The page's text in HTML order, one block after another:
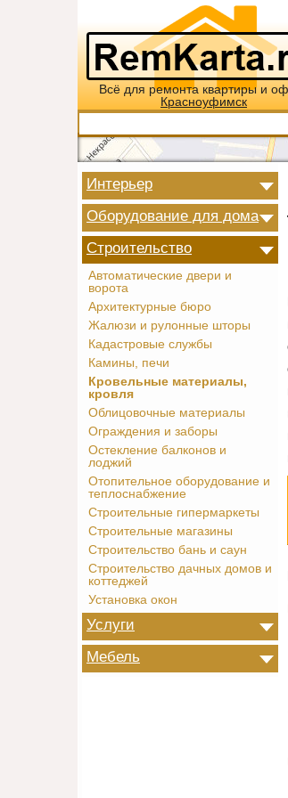
Всё для ремонта квартиры и
Красноуфимск
Интерьер
Оборудование для дома
Строительство
Автоматические двери и
ворота
Архитектурные бюро
Жалюзи и рулонные шторы
Кадастровые службы
Камины, печи
Кровельные материалы,
кровля
Облицовочные материалы
Ограждения и заборы
Остекление балконов и
лоджий
Отопительное оборудование и
теплоснабжение
Строительные гипермаркеты
Строительные магазины
Строительство бань и саун
Строительство дачных домов и
коттеджей
Установка окон
Услуги
Мебель